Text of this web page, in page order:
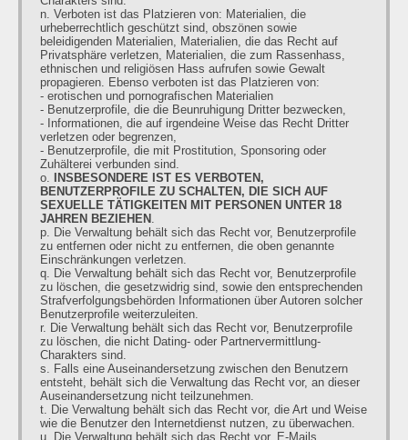
n. Verboten ist das Platzieren von: Materialien, die
urheberrechtlich geschützt sind, obszönen sowie
beleidigenden Materialien, Materialien, die das Recht auf
Privatsphäre verletzen, Materialien, die zum Rassenhass,
ethnischen und religiösen Hass aufrufen sowie Gewalt
propagieren. Ebenso verboten ist das Platzieren von:
- erotischen und pornografischen Materialien
- Benutzerprofile, die die Beunruhigung Dritter bezwecken,
- Informationen, die auf irgendeine Weise das Recht Dritter
verletzen oder begrenzen,
- Benutzerprofile, die mit Prostitution, Sponsoring oder
Zuhälterei verbunden sind.
o.
INSBESONDERE IST ES VERBOTEN,
BENUTZERPROFILE ZU SCHALTEN, DIE SICH AUF
SEXUELLE TÄTIGKEITEN MIT PERSONEN UNTER 18
JAHREN BEZIEHEN .
p. Die Verwaltung behält sich das Recht vor, Benutzerprofile
zu entfernen oder nicht zu entfernen, die oben genannte
Einschränkungen verletzen.
q. Die Verwaltung behält sich das Recht vor, Benutzerprofile
zu löschen, die gesetzwidrig sind, sowie den entsprechenden
Strafverfolgungsbehörden Informationen über Autoren solcher
Benutzerprofile weiterzuleiten.
r. Die Verwaltung behält sich das Recht vor, Benutzerprofile
zu löschen, die nicht Dating- oder Partnervermittlung-
Charakters sind.
s. Falls eine Auseinandersetzung zwischen den Benutzern
entsteht, behält sich die Verwaltung das Recht vor, an dieser
Auseinandersetzung nicht teilzunehmen.
t. Die Verwaltung behält sich das Recht vor, die Art und Weise
wie die Benutzer den Internetdienst nutzen, zu überwachen.
u. Die Verwaltung behält sich das Recht vor, E-Mails